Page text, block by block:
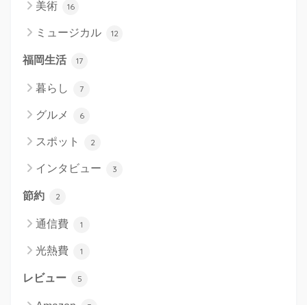
美術 16
ミュージカル 12
福岡生活 17
暮らし 7
グルメ 6
スポット 2
インタビュー 3
節約 2
通信費 1
光熱費 1
レビュー 5